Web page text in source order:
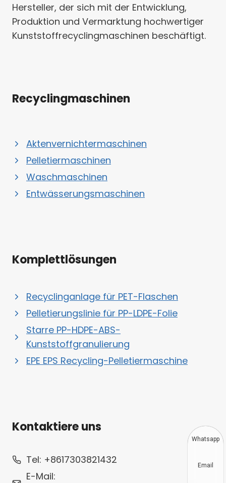
Hersteller, der sich mit der Entwicklung,
Produktion und Vermarktung hochwertiger
Kunststoffrecyclingmaschinen beschäftigt.
Recyclingmaschinen
Aktenvernichtermaschinen
Pelletiermaschinen
Waschmaschinen
Entwässerungsmaschinen
Komplettlösungen
Recyclinganlage für PET-Flaschen
Pelletierungslinie für PP-LDPE-Folie
Starre PP-HDPE-ABS-
Kunststoffgranulierung
EPE EPS Recycling-Pelletiermaschine
Kontaktiere uns
Tel: +8617303821432
E-Mail:
Whatsapp
Email